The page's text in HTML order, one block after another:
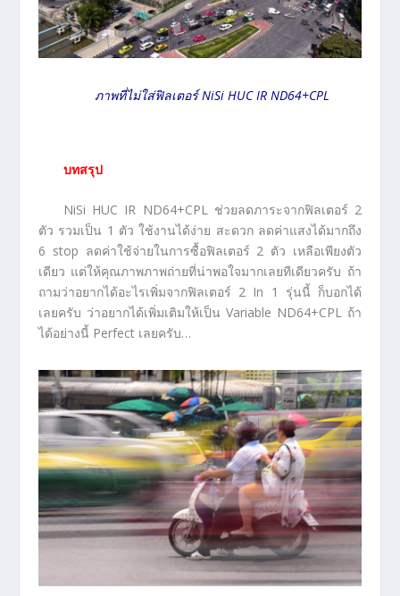
ภาพที่ไม่ใส่ฟิลเตอร์ NiSi HUC IR ND64+CPL
บทสรุป
NiSi HUC IR ND64+CPL ช่วยลดภาระจากฟิลเตอร์ 2
ตัว รวมเป็น 1 ตัว ใช้งานได้ง่าย สะดวก ลดค่าแสงได้มากถึง
6 stop ลดค่าใช้จ่ายในการซื้อฟิลเตอร์ 2 ตัว เหลือเพียงตัว
เดียว แต่ให้คุณภาพภาพถ่ายที่น่าพอใจมากเลยทีเดียวครับ ถ้า
ถามว่าอยากได้อะไรเพิ่มจากฟิลเตอร์ 2 In 1 รุ่นนี้ ก็บอกได้
เลยครับ ว่าอยากได้เพิ่มเติมให้เป็น Variable ND64+CPL ถ้า
ได้อย่างนี้ Perfect เลยครับ…